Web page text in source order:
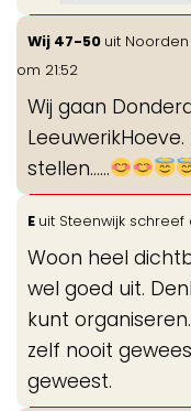
Wij 47-50 uit
om 21:52
Wij gaan
stellen……
E uit Steenwijk schreef
Woon heel
wel goed uit.
kunt
zelf nooit
geweest.